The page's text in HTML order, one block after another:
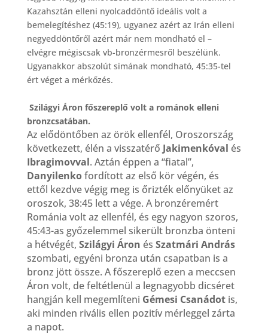
Kazahsztán elleni nyolcaddöntő ideális volt a
bemelegítéshez (45:19), ugyanez azért az Irán elleni
negyeddöntőről azért már nem mondható el –
elvégre mégiscsak vb-bronzérmesről beszélünk.
Ugyanakkor abszolút simának mondható, 45:35-tel
ért véget a mérkőzés.
Szilágyi Áron főszereplő volt a románok elleni
bronzcsatában.
Az elődöntőben az örök ellenfél, Oroszország
következett, élén a visszatérő Jakimenkóval és
Ibragimovval. Aztán éppen a “fiatal”,
Danyilenkofordított az első kör végén, és
ettől kezdve végig meg is őrizték előnyüket az
oroszok, 38:45 lett a vége. A bronzéremért
Románia volt az ellenfél, és egy nagyon szoros,
45:43-as győzelemmel sikerült bronzba önteni
a hétvégét, Szilágyi Áron és Szatmári András
szombati, egyéni bronza után csapatban is a
bronz jött össze. A főszereplő ezen a meccsen
Áron volt, de feltétlenül a legnagyobb dicséret
hangján kell megemlíteni Gémesi Csanádotis,
aki minden rivális ellen pozitív mérleggel zárta
a napot.